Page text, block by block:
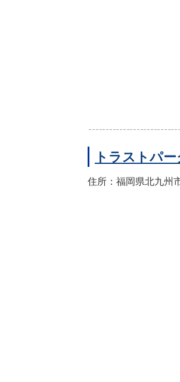
トラストパ
住所：福岡県北九州